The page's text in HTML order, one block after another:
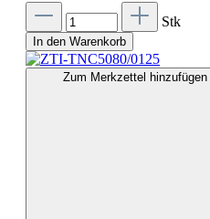
Stk
In den Warenkorb
Zum Merkzettel hinzufügen